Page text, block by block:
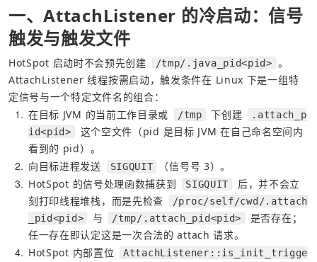
一、AttachListener 的冷启动：信号
触发与触发文件
HotSpot 启动时不会预先创建 /tmp/.java_pid<pid> 。
AttachListener 线程按需启动，触发条件在 Linux 下是一组特
定信号与一个特定文件名的组合：
1 在目标 JVM 的当前工作目录或 /tmp 下创建
.attach_p
id<pid>
这个空文件（pid 是目标 JVM 在自己命名空间内
看到的 pid）。
2 向目标进程发送 SIGQUIT （信号号 3）。
3 HotSpot 的信号处理函数捕获到 SIGQUIT
后，并不会立
刻打印线程堆栈，而是先检查
/proc/self/cwd/.attach
_pid<pid>
与 /tmp/.attach_pid<pid>
是否存在；
任一存在即认定这是一次合法的 attach 请求。
4 HotSpot 内部置位
AttachListener::is_init_trigge